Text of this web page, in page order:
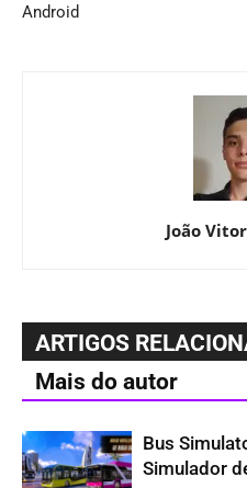
Android
João
ARTIGOS
Mais do autor
Bus
Simulador